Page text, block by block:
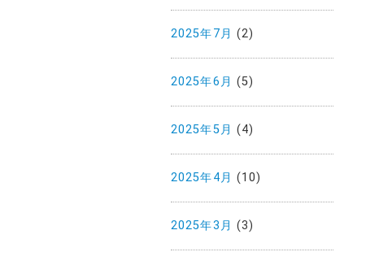
2025年7月 (2)
2025年6月 (5)
2025年5月 (4)
2025年4月 (10)
2025年3月 (3)